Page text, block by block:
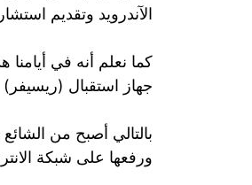
الآندرويد وتقديم
كما نعلم أنه في
جهاز استقبال (ريسيفر)
بالتالي أصبح من
ورفعها على شبكة